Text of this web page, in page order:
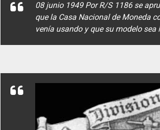
08 junio 1949 Por R/S 1186 se
que la Casa Nacional de Moneda
venía usando y que su modelo